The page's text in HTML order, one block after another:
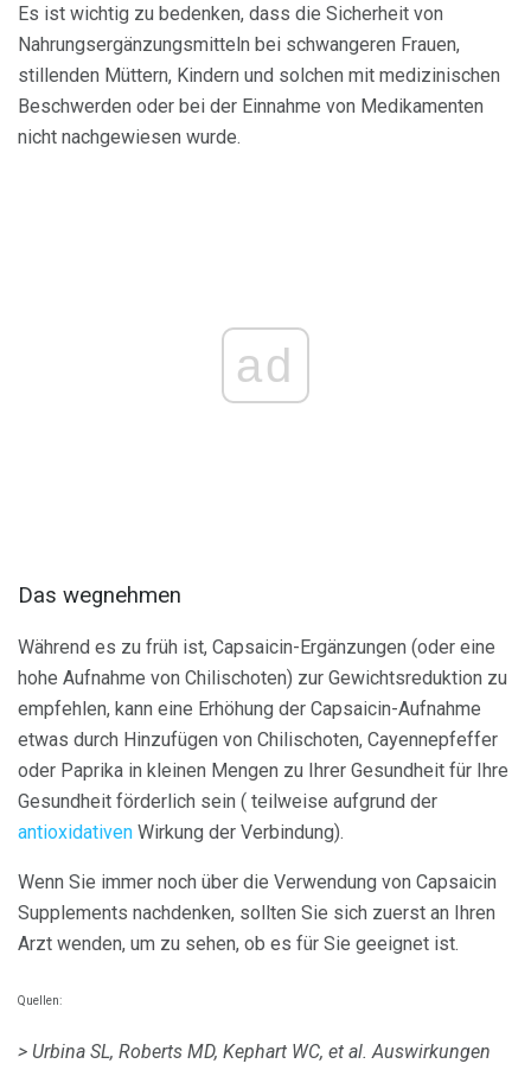
Es ist wichtig zu bedenken, dass die Sicherheit von
Nahrungsergänzungsmitteln bei schwangeren Frauen,
stillenden Müttern, Kindern und solchen mit medizinischen
Beschwerden oder bei der Einnahme von Medikamenten
nicht nachgewiesen wurde.
ad
Das wegnehmen
Während es zu früh ist, Capsaicin-Ergänzungen (oder eine
hohe Aufnahme von Chilischoten) zur Gewichtsreduktion zu
empfehlen, kann eine Erhöhung der Capsaicin-Aufnahme
etwas durch Hinzufügen von Chilischoten, Cayennepfeffer
oder Paprika in kleinen Mengen zu Ihrer Gesundheit für Ihre
Gesundheit förderlich sein ( teilweise aufgrund der
antioxidativen Wirkung der Verbindung).
Wenn Sie immer noch über die Verwendung von Capsaicin
Supplements nachdenken, sollten Sie sich zuerst an Ihren
Arzt wenden, um zu sehen, ob es für Sie geeignet ist.
Quellen:
> Urbina SL, Roberts MD, Kephart WC, et al. Auswirkungen